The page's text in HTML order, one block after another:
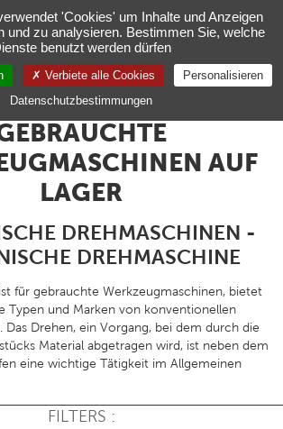
DE
AUF
LAGER
DREHMASCHINEN -
DREHMASCHINE
für gebrauchte Werkzeugmaschinen, bietet
Typen und Marken von konventionellen
Das Drehen, ein Vorgang, bei dem durch die
Material abgetragen wird, ist neben dem
eine wichtige Tätigkeit im Allgemeinen
FILTERS :
Einstellungen
'Cookies' um Inhalte und Anzeigen
und zu analysieren. Bestimmen Sie, welche
benutzt werden dürfen
Verbiete alle Cookies
Personalisieren
Datenschutzbestimmungen